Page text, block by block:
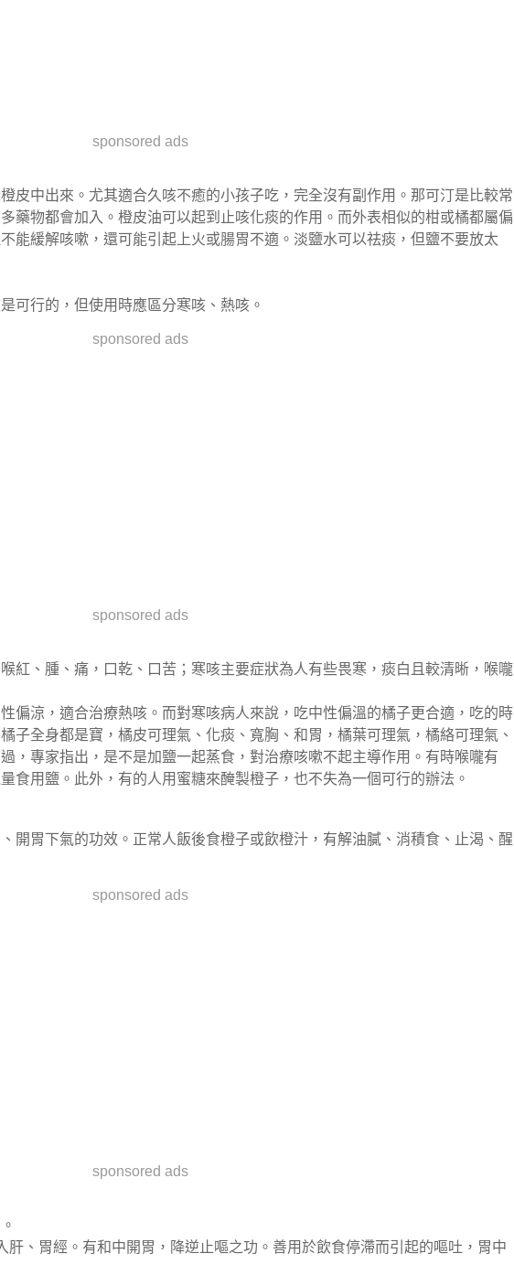
sponsored ads
皮中出來。尤其適合久咳不癒的小孩子吃，完全沒有副作用。那可汀是比較常
藥物都會加入。橙皮油可以起到止咳化痰的作用。而外表相似的柑或橘都屬偏
能緩解咳嗽，還可能引起上火或腸胃不適。淡鹽水可以祛痰，但鹽不要放太
可行的，但使用時應區分寒咳、熱咳。
sponsored ads
sponsored ads
紅、腫、痛，口乾、口苦；寒咳主要症狀為人有些畏寒，痰白且較清晰，喉嚨
偏涼，適合治療熱咳。而對寒咳病人來說，吃中性偏溫的橘子更合適，吃的時
子全身都是寶，橘皮可理氣、化痰、寬胸、和胃，橘葉可理氣，橘絡可理氣、
，專家指出，是不是加鹽一起蒸食，對治療咳嗽不起主導作用。有時喉嚨有
食用鹽。此外，有的人用蜜糖來醃製橙子，也不失為一個可行的辦法。
開胃下氣的功效。正常人飯後食橙子或飲橙汁，有解油膩、消積食、止渴、醒
sponsored ads
sponsored ads
肝、胃經。有和中開胃，降逆止嘔之功。善用於飲食停滯而引起的嘔吐，胃中